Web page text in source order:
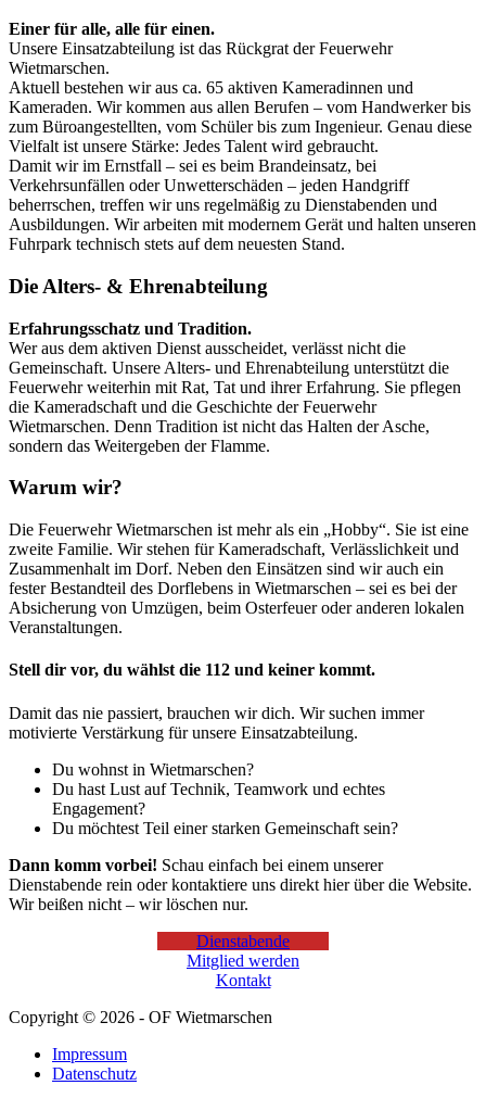
Einer für alle, alle für einen.
Unsere Einsatzabteilung ist das Rückgrat der Feuerwehr
Wietmarschen.
Aktuell bestehen wir aus ca. 65 aktiven Kameradinnen und
Kameraden. Wir kommen aus allen Berufen – vom Handwerker bis
zum Büroangestellten, vom Schüler bis zum Ingenieur. Genau diese
Vielfalt ist unsere Stärke: Jedes Talent wird gebraucht.
Damit wir im Ernstfall – sei es beim Brandeinsatz, bei
Verkehrsunfällen oder Unwetterschäden – jeden Handgriff
beherrschen, treffen wir uns regelmäßig zu Dienstabenden und
Ausbildungen. Wir arbeiten mit modernem Gerät und halten unseren
Fuhrpark technisch stets auf dem neuesten Stand.
Die Alters- & Ehrenabteilung
Erfahrungsschatz und Tradition.
Wer aus dem aktiven Dienst ausscheidet, verlässt nicht die
Gemeinschaft. Unsere Alters- und Ehrenabteilung unterstützt die
Feuerwehr weiterhin mit Rat, Tat und ihrer Erfahrung. Sie pflegen
die Kameradschaft und die Geschichte der Feuerwehr
Wietmarschen. Denn Tradition ist nicht das Halten der Asche,
sondern das Weitergeben der Flamme.
Warum wir?
Die Feuerwehr Wietmarschen ist mehr als ein „Hobby“. Sie ist eine
zweite Familie. Wir stehen für Kameradschaft, Verlässlichkeit und
Zusammenhalt im Dorf. Neben den Einsätzen sind wir auch ein
fester Bestandteil des Dorflebens in Wietmarschen – sei es bei der
Absicherung von Umzügen, beim Osterfeuer oder anderen lokalen
Veranstaltungen.
Stell dir vor, du wählst die 112 und keiner kommt.
Damit das nie passiert, brauchen wir dich. Wir suchen immer
motivierte Verstärkung für unsere Einsatzabteilung.
Du wohnst in Wietmarschen?
Du hast Lust auf Technik, Teamwork und echtes
Engagement?
Du möchtest Teil einer starken Gemeinschaft sein?
Dann komm vorbei! Schau einfach bei einem unserer
Dienstabende rein oder kontaktiere uns direkt hier über die Website.
Wir beißen nicht – wir löschen nur.
Dienstabende
Mitglied werden
Kontakt
Copyright © 2026 - OF Wietmarschen
Impressum
Datenschutz